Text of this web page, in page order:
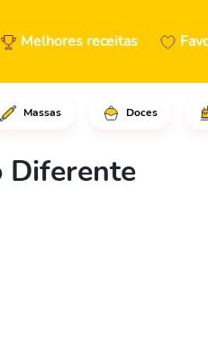
Melhores receitas
Massas Doces
Diferente
um pão